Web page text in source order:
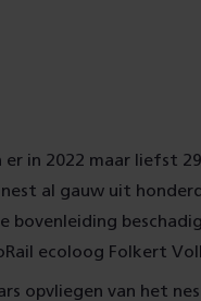
in 2022 maar liefst
al gauw uit
bovenleiding
ecoloog Folkert
opvliegen van het